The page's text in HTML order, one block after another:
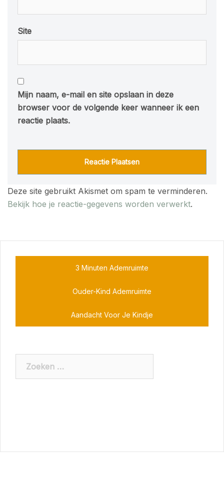
Site
Mijn naam, e-mail en site opslaan in deze
browser voor de volgende keer wanneer ik een
reactie plaats.
Deze site gebruikt Akismet om spam te verminderen.
Bekijk hoe je reactie-gegevens worden verwerkt.
3 Minuten Ademruimte
Ouder-Kind Ademruimte
Aandacht Voor Je Kindje
naar: